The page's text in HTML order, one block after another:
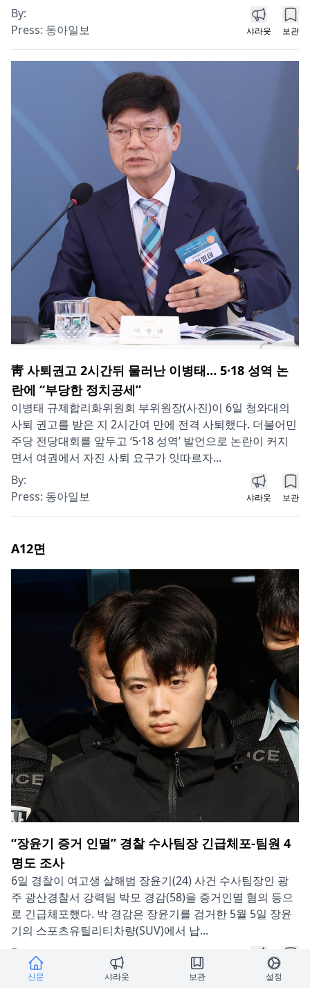
By:
Press: 동아일보 샤라웃 보관
靑 사퇴권고 2시간뒤 물러난 이병태… 5·18 성역 논
란에 “부당한 정치공세”
이병태 규제합리화위원회 부위원장(사진)이 6일 청와대의
사퇴 권고를 받은 지 2시간여 만에 전격 사퇴했다. 더불어민
주당 전당대회를 앞두고 ‘5·18 성역’ 발언으로 논란이 커지
면서 여권에서 자진 사퇴 요구가 잇따르자...
By:
Press: 동아일보 샤라웃 보관
A12면
“장윤기 증거 인멸” 경찰 수사팀장 긴급체포-팀원 4
명도 조사
6일 경찰이 여고생 살해범 장윤기(24) 사건 수사팀장인 광
주 광산경찰서 강력팀 박모 경감(58)을 증거인멸 혐의 등으
로 긴급체포했다. 박 경감은 장윤기를 검거한 5월 5일 장윤
기의 스포츠유틸리티차량(SUV)에서 납...
By:
Press:
샤라웃
신문 샤라웃 보관 설정